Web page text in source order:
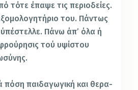
τότε έπαψε τις περιοδείες.
του. Πάντως
Πά­νω άπ’ όλα ή
τού υψίστου
πόση παιδαγωγική και θερα­